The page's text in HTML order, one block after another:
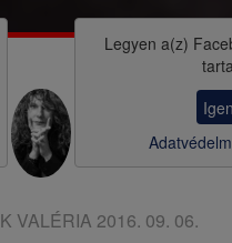
Legyen a(z)
VALÉRIA 2016. 09. 06.